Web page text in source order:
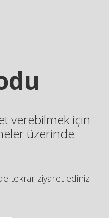
verebilmek için
üzerinde
tekrar ziyaret ediniz